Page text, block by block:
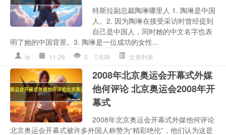
特斯拉副总裁陶琳哪里人 1. 陶琳是中国
人。2. 因为陶琳在接受采访时曾经提到
自己是中国人，同时她的中文名字也表
明了她的中国背景。3. 陶琳是一位成功的女性...
ts 11-26 0 638 文章列表
2008年北京奥运会开幕式外媒
他何评论 北京奥运会2008年开
幕式
2008年北京奥运会开幕式外媒他何评论
北京奥运会开幕式被许多外国人称赞为“精彩绝伦”，他们认为这是